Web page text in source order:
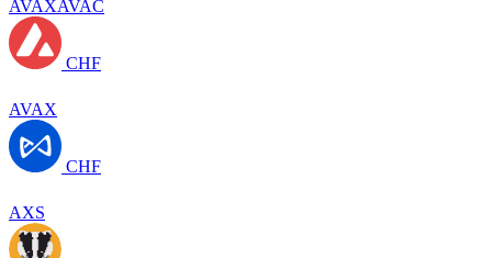
AVAXAVAC
CHF
AVAX
CHF
AXS